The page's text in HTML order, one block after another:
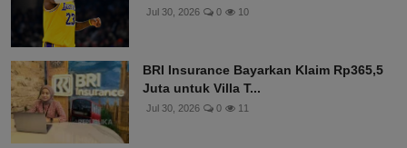
Jul 30, 2026 0 10
BRI Insurance Bayarkan Klaim Rp365,5
Juta untuk Villa T...
Jul 30, 2026 0 11